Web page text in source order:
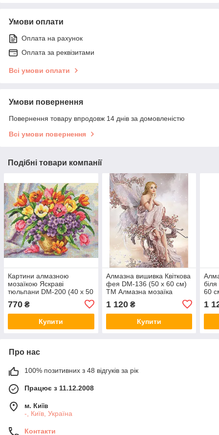
Умови оплати
Оплата на рахунок
Оплата за реквізитами
Всі умови оплати
Умови повернення
Повернення товару впродовж 14 днів за домовленістю
Всі умови повернення
Подібні товари компанії
Картини алмазною
мозаїкою Яскраві
тюльпани DM-200 (40 х 50
см) ТМ Алмазна мозаїка
770 ₴
Купити
Алмазна вишивка Квіткова
фея DM-136 (50 х 60 см)
ТМ Алмазна мозаїка
1 120₴
Купити
60
1
Про нас
100% позитивних з 48 відгуків за рік
Працює з 11.12.2008
м. Київ
-, Київ, Україна
Контакти